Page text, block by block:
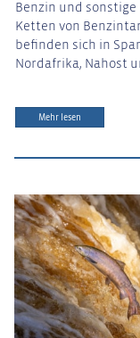
Benzin und
Ketten von
befinden sich in
Nordafrika, Nahost
Mehr lesen